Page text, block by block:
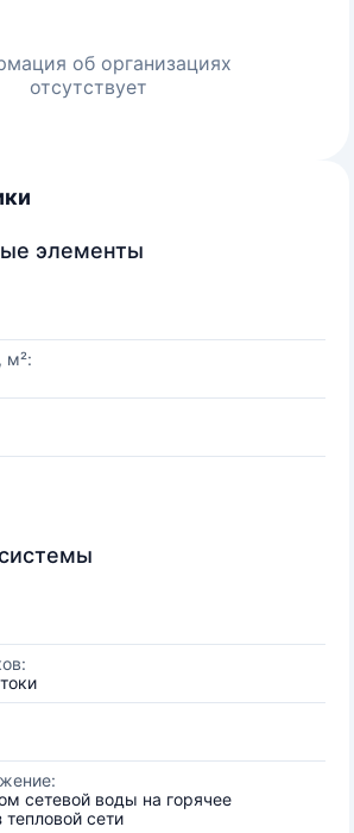
об организациях
отсутствует
элементы
м²:
сетевой воды на горячее
сети